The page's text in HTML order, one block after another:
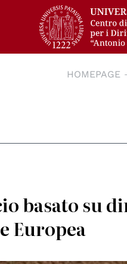
HOMEPAGE
basato su
Europea